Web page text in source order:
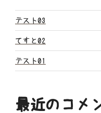
ン
テスト03
てすと02
テスト01
最近のコメ